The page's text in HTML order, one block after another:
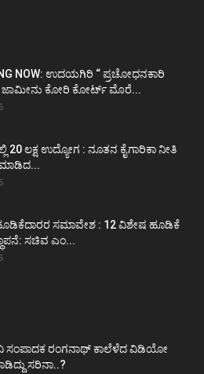
NOW: ಉದಯಗಿರಿ “ ಪ್ರಚೋಧನಕಾರಿ
ಜಾಮೀನು ಕೋರಿ ಕೋರ್ಟ್‌ ಮೊರೆ...
20 ಲಕ್ಷ ಉದ್ಯೋಗ : ನೂತನ ಕೈಗಾರಿಕಾ ನೀತಿ
ಸಮಾವೇಶ : 12 ವಿಶೇಷ ಹೂಡಿಕೆ
ಸಚಿವ ಎಂ...
ಸಂಪಾದಕ ರಂಗನಾಥ್ ಕಾಲೆಳೆದ ವಿಡಿಯೋ
ಸರಿನಾ..?